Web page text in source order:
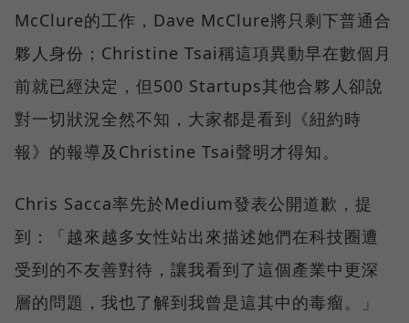
McClure的工作，Dave McClure將只剩下普通合
夥人身份；Christine Tsai稱這項異動早在數個月
前就已經決定，但500 Startups其他合夥人卻說
對一切狀況全然不知，大家都是看到《紐約時
報》的報導及Christine Tsai聲明才得知。
Chris Sacca率先於Medium發表公開道歉，提
到：「越來越多女性站出來描述她們在科技圈遭
受到的不友善對待，讓我看到了這個產業中更深
層的問題，我也了解到我曾是這其中的毒瘤。」